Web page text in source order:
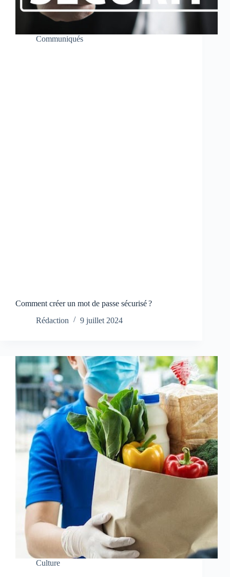
Communiqués
Comment créer un mot de passe sécurisé ?
Rédaction
9 juillet 2024
Culture